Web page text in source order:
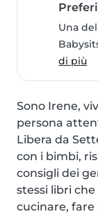
Una
di più
Sono Irene,
persona
Libera da
con i bimbi,
consigli dei
stessi libri
cucinare, fare